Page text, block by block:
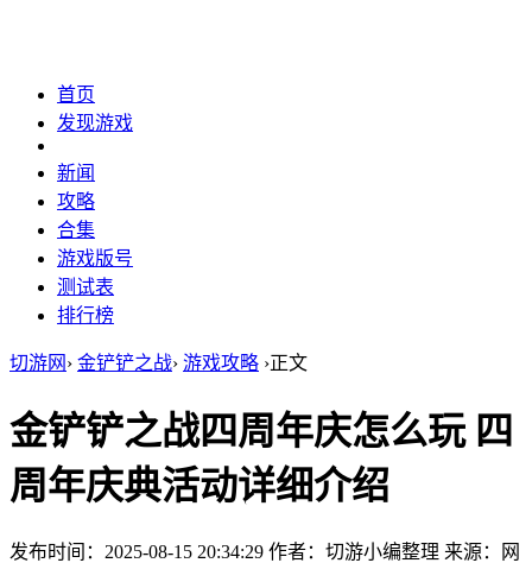
首页
发现游戏
新闻
攻略
合集
游戏版号
测试表
排行榜
切游网 › 金铲铲之战› 游戏攻略 ›正文
金铲铲之战四周年庆怎么玩 四
周年庆典活动详细介绍
发布时间：2025-08-15 20:34:29 作者：切游小编整理 来源：网